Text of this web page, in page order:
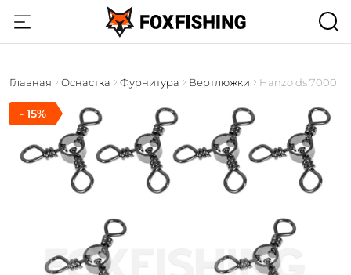
Главная Оснастка Фурнитура Вертлюжки Hanzo ds 7000
- 15%